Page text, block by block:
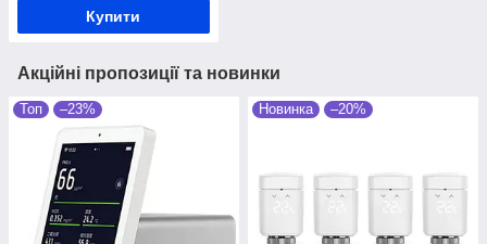
Купити
Акційні пропозиції та новинки
Топ –23% Новинка –20%